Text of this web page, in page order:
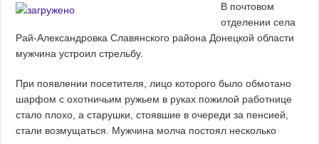
В почтовом
отделении села
Рай-Александровка Славянского района Донецкой области
мужчина устроил стрельбу.
При появлении посетителя, лицо которого было обмотано
шарфом с охотничьим ружьем в руках пожилой работнице
стало плохо, а старушки, стоявшие в очереди за пенсией,
стали возмущаться. Мужчина молча постоял несколько